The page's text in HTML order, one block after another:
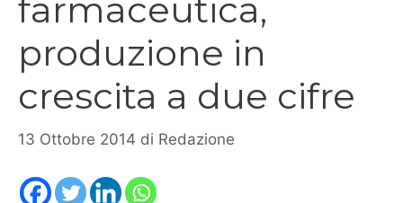
farmaceutica,
produzione in
crescita a due cifre
13 Ottobre 2014 di Redazione